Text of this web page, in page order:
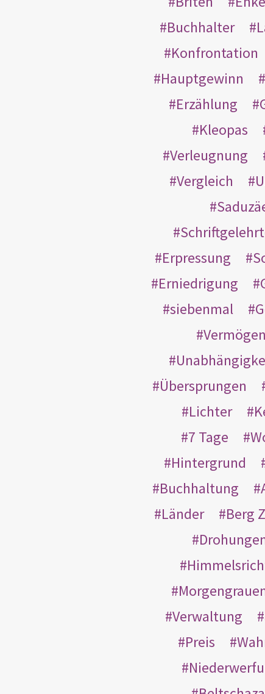
Buchhalter
Konfrontation
Hauptgewinn
Erzählung
Kleopas
Verleugnung
Vergleich
Erpressung
Erniedrigung
siebenmal
Vermögen
Übersprungen
Lichter
7 Tage
Hintergrund
Buchhaltung
Länder
Berg
Verwaltung
Preis